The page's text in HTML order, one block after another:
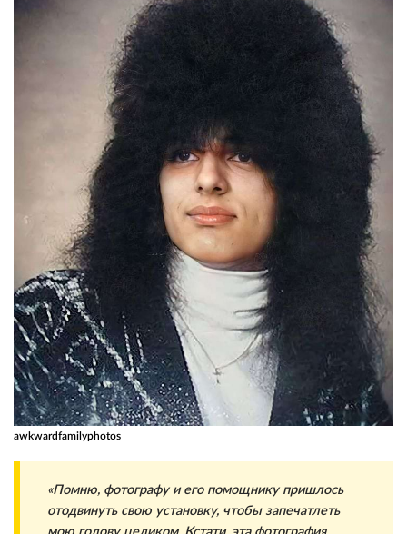
awkwardfamilyphotos
«Помню, фотографу и его помощнику пришлось
отодвинуть свою установку, чтобы запечатлеть